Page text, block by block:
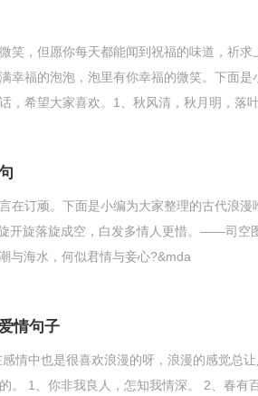
笑，但愿你每天都能闻到祝福的味道，祈求
幸福的泡泡，泡里有你幸福的微笑。下面是
，希望大家喜欢。1、秋风清，秋月明，落
见你，
在订顽。下面是小编为大家整理的古代浪漫
开旋落旋成空，白发多情人更惜。——司空
与海水，何似君情与妾心?&mda
情句子
情中也是很喜欢浪漫的呀，浪漫的感觉总
。 1、你非我良人，怎知我情深。 2、春有